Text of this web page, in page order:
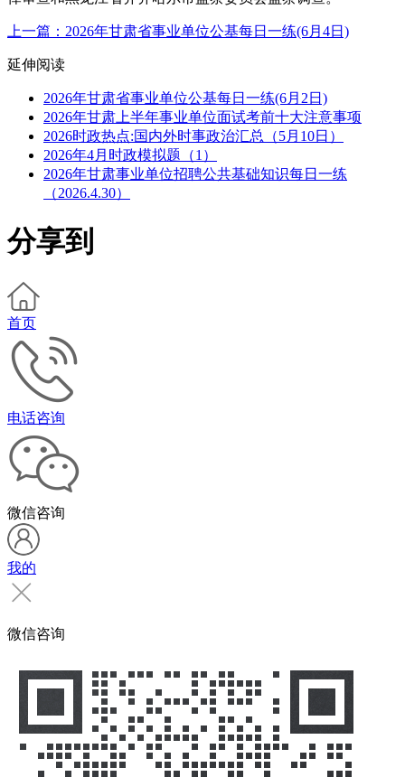
上一篇：2026年甘肃省事业单位公基每日一练(6月4日)
延伸阅读
2026年甘肃省事业单位公基每日一练(6月2日)
2026年甘肃上半年事业单位面试考前十大注意事项
2026时政热点:国内外时事政治汇总（5月10日）
2026年4月时政模拟题（1）
2026年甘肃事业单位招聘公共基础知识每日一练
（2026.4.30）
分享到
首页
电话咨询
微信咨询
我的
微信咨询